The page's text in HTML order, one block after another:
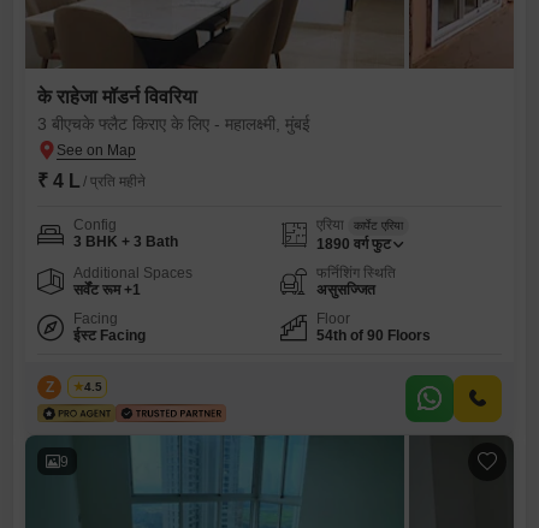
के राहेजा मॉडर्न विवरिया
3 बीएचके फ्लैट किराए के लिए - महालक्ष्मी, मुंबई
₹ 4 L / प्रति महीने
Config
3 BHK + 3 Bath
एरिया कार्पेट एरिया
1890 वर्ग फुट
Additional Spaces
सर्वेंट रूम +1
फर्निशिंग स्थिति
असुसज्जित
Facing
ईस्ट Facing
Floor
54th of 90 Floors
Z Zeltro
4.5
9